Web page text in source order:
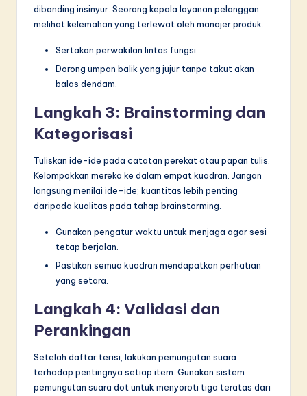
dibanding insinyur. Seorang kepala layanan pelanggan
melihat kelemahan yang terlewat oleh manajer produk.
Sertakan perwakilan lintas fungsi.
Dorong umpan balik yang jujur tanpa takut akan
balas dendam.
Langkah 3: Brainstorming dan
Kategorisasi
Tuliskan ide-ide pada catatan perekat atau papan tulis.
Kelompokkan mereka ke dalam empat kuadran. Jangan
langsung menilai ide-ide; kuantitas lebih penting
daripada kualitas pada tahap brainstorming.
Gunakan pengatur waktu untuk menjaga agar sesi
tetap berjalan.
Pastikan semua kuadran mendapatkan perhatian
yang setara.
Langkah 4: Validasi dan
Perankingan
Setelah daftar terisi, lakukan pemungutan suara
terhadap pentingnya setiap item. Gunakan sistem
pemungutan suara dot untuk menyoroti tiga teratas dari